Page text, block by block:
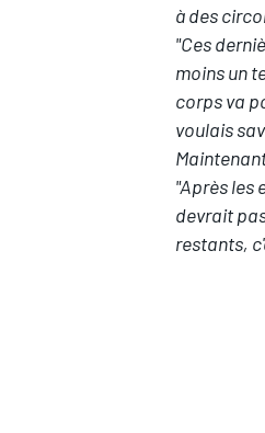
à des
"Ces
moins un
corps va
voulais
"Après les
devrait
restants,